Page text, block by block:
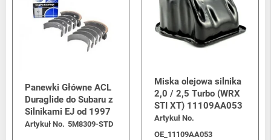
Panewki Główne ACL
Duraglide do Subaru z
Silnikami EJ od 1997
Artykuł No. 5M8309-STD
Miska olejowa silnika
2,0 / 2,5 Turbo (WRX
STI XT) 11109AA053
Artykuł No.
OE_11109AA053